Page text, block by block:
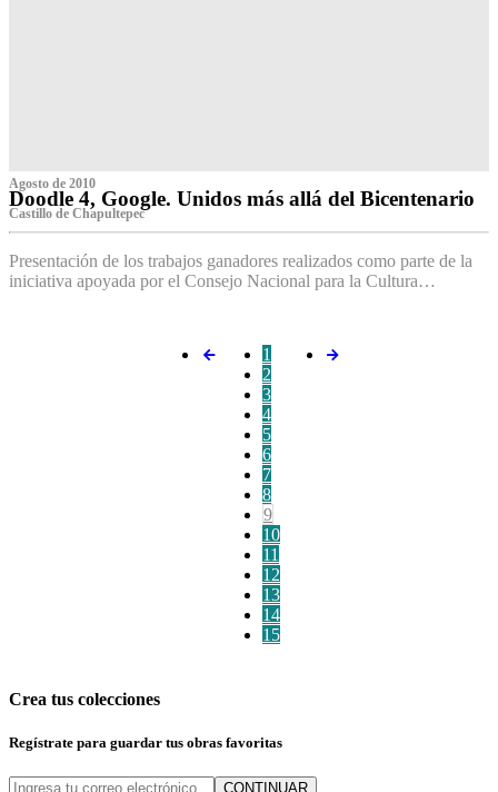
Agosto de 2010
Doodle 4, Google. Unidos más allá del Bicentenario
Castillo de Chapultepec
Presentación de los trabajos ganadores realizados como parte de la
iniciativa apoyada por el Consejo Nacional para la Cultura…
1
2
3
4
5
6
7
8
9
10
11
12
13
14
15
Crea tus colecciones
Regístrate para guardar tus obras favoritas
CONTINUAR